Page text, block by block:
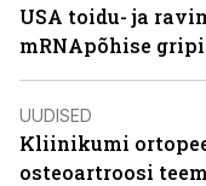
USA toidu- ja
mRNApõhise
UUDISED
Kliinikumi
osteoartroosi